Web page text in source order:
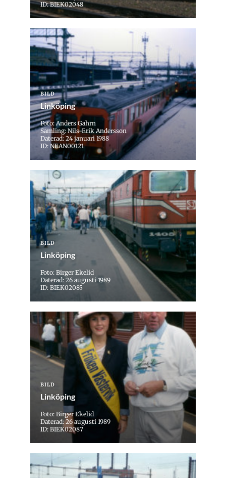
ID: BIEK02048
BILD
Linköping
Foto: Anders Gahrn
Samling: Nils-Erik Andersson
Daterad: 24 januari 1988
ID: NEAN00121
BILD
Linköping
Foto: Birger Ekelid
Daterad: 26 augusti 1989
ID: BIEK02085
BILD
Linköping
Foto: Birger Ekelid
Daterad: 26 augusti 1989
ID: BIEK02087